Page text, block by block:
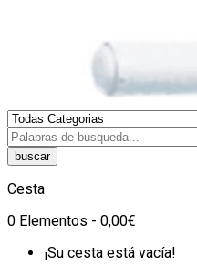
buscar
Cesta
0 Elementos - 0,00€
¡Su cesta está vacía!